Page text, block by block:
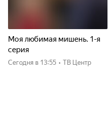
Моя любимая мишень. 1-я
серия
Сегодня в 13:55 • ТВ Центр